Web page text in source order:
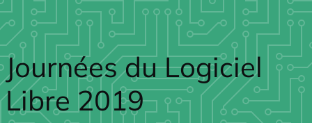
Skip to main content
Journées du Logiciel
Libre 2019